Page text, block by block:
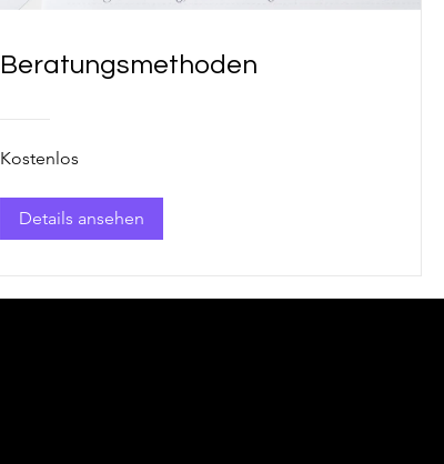
Beratungsmethoden
Kostenlos
Details ansehen